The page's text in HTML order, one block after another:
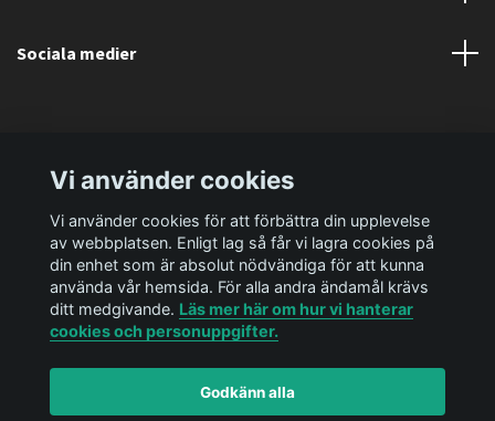
Sociala medier
© 2026 Ediya Shop ABPowered by Quickbutik
Vi använder cookies
Vi använder cookies för att förbättra din upplevelse
av webbplatsen. Enligt lag så får vi lagra cookies på
din enhet som är absolut nödvändiga för att kunna
använda vår hemsida. För alla andra ändamål krävs
ditt medgivande. Läs mer här om hur vi hanterar
cookies och personuppgifter.
Godkänn alla